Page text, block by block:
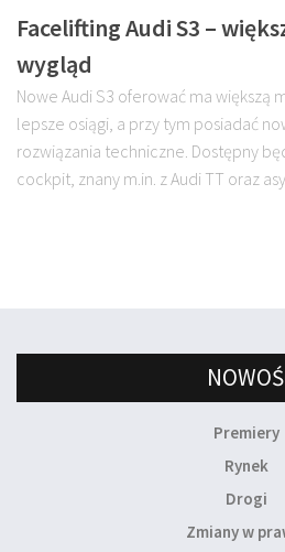
Facelifting Audi S3 –
wygląd
Nowe Audi S3 oferować ma
lepsze osiągi, a przy tym posiadać
rozwiązania techniczne. Dostępny
cockpit, znany m.in. z Audi TT oraz
Premiery
Rynek
Drogi
Zmiany w